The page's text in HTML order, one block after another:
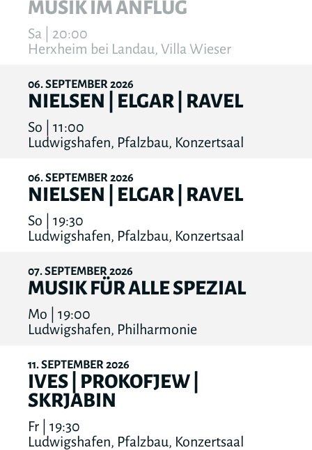
MUSIK IM ANFLUG
Sa | 20:00
Herxheim bei Landau, Villa Wieser
06 SEPTEMBER2026
NIELSEN | ELGAR | RAVEL
So | 11:00
Ludwigshafen, Pfalzbau, Konzertsaal
06 SEPTEMBER2026
NIELSEN | ELGAR | RAVEL
So | 19:30
Ludwigshafen, Pfalzbau, Konzertsaal
07 SEPTEMBER2026
MUSIK FÜR ALLE SPEZIAL
Mo | 19:00
Ludwigshafen, Philharmonie
11 SEPTEMBER2026
IVES | PROKOFJEW |
SKRJABIN
Fr | 19:30
Ludwigshafen, Pfalzbau, Konzertsaal